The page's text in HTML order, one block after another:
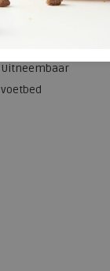
Bestelcode
Uitneembaar
voetbed